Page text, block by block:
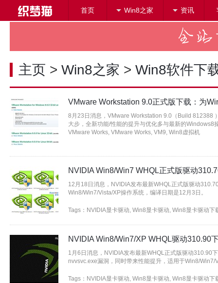
首页 Win8之家 资讯
主页 > Win8之家 > Win8软件下
VMware Workstation 9.0正式版下载：为
8月23日消息，VMware Workstation 9.0（Build 812388
大步，全新功能/性能的提升与优化多与最新的Windows8
VMware Works, VMware Works, VM9, Win8虚拟机
NVIDIA Win8/Win7 WHQL正式版驱动
12月18日消息，NVIDIA发布最新WHQL正式版驱动
Win8/Win7/Vista/XP操作系统，编译日期是12月3日。
Tags： NVIDIA显卡驱动, Win8显卡驱动, Win8显卡驱动下
NVIDIA Win8/Win7/XP WHQL驱动310.90
1月6日消息，NVIDIA发布最新WHQL正式版驱动310.90
nvvsvc.exe漏洞，同时带来性能提升，适用于Win8/Win7/
Tags： NVIDIA显卡驱动, Win8显卡驱动, Win8显卡驱动下